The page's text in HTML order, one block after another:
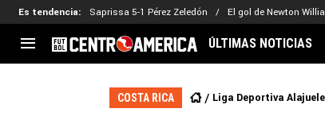
Es tendencia: Saprissa 5-1 Pérez Zeledón El gol de Newton
CENTROAMÉRICA
CONCACAF
ÚLTIMAS NOTICIAS
COSTA RICA Liga Deportiva